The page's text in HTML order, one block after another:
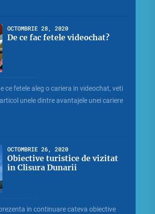
OCTOMBRIE 28, 2020
De ce fac fetele videochat?
ce fetele aleg o cariera in videochat, veti
unele dintre avantajele unei cariere
OCTOMBRIE 26, 2020
Obiective turistice de vizitat
in Clisura Dunarii
in continuare cateva obiective